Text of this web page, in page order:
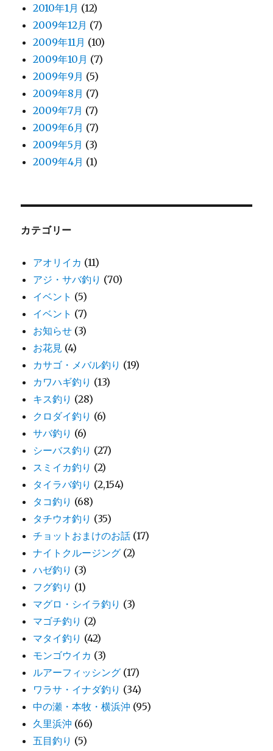
2010年1月 (12)
2009年12月 (7)
2009年11月 (10)
2009年10月 (7)
2009年9月 (5)
2009年8月 (7)
2009年7月 (7)
2009年6月 (7)
2009年5月 (3)
2009年4月 (1)
カテゴリー
アオリイカ (11)
アジ・サバ釣り (70)
イベント (5)
イベント (7)
お知らせ (3)
お花見 (4)
カサゴ・メバル釣り (19)
カワハギ釣り (13)
キス釣り (28)
クロダイ釣り (6)
サバ釣り (6)
シーバス釣り (27)
スミイカ釣り (2)
タイラバ釣り (2,154)
タコ釣り (68)
タチウオ釣り (35)
チョットおまけのお話 (17)
ナイトクルージング (2)
ハゼ釣り (3)
フグ釣り (1)
マグロ・シイラ釣り (3)
マゴチ釣り (2)
マタイ釣り (42)
モンゴウイカ (3)
ルアーフィッシング (17)
ワラサ・イナダ釣り (34)
中の瀬・本牧・横浜沖 (95)
久里浜沖 (66)
五目釣り (5)